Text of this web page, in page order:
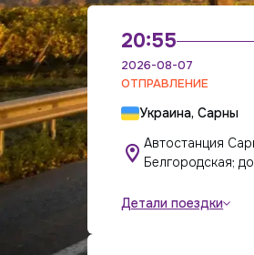
20:55
2026-08-07
ОТПРАВЛЕНИЕ
Украина, Сарны
Автостанция
Белгородская;
Детали поездки